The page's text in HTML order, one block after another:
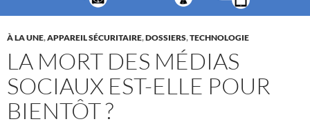
À LA UNE,APPAREIL SÉCURITAIRE,DOSSIERS,TECHNOLOGIE
LA MORT DES MÉDIAS
SOCIAUX EST-ELLE POUR
BIENTÔT ?